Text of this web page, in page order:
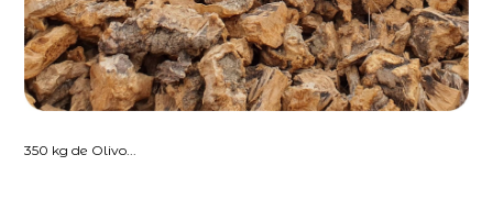
350 kg de Olivo...